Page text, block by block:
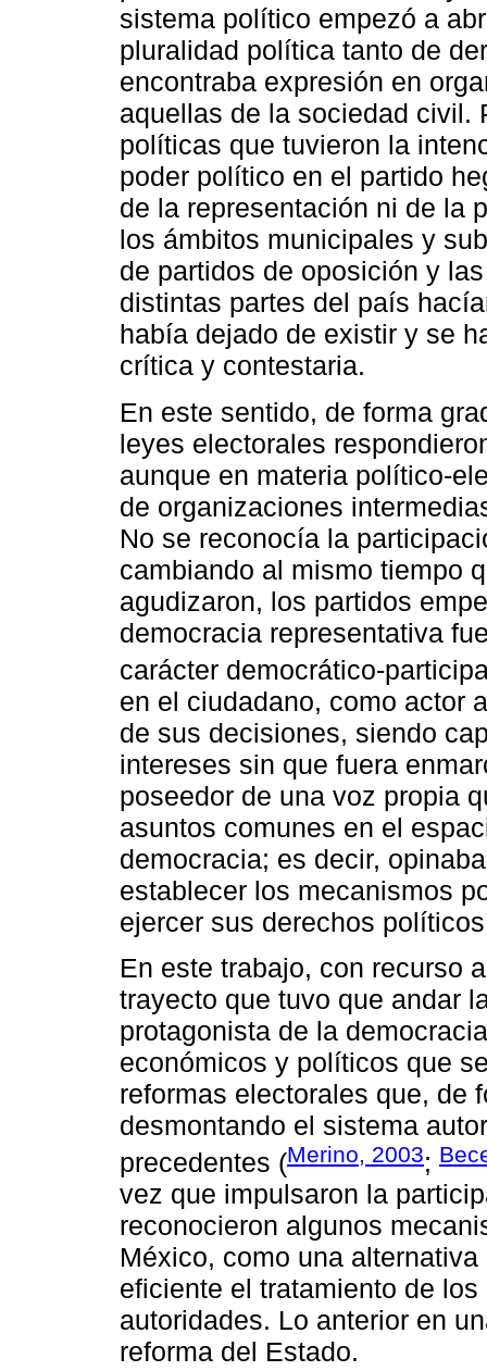
sistema político empezó a
pluralidad política tanto de
encontraba expresión en
aquellas de la sociedad civil.
políticas que tuvieron la
poder político en el partido
de la representación ni de la
los ámbitos municipales y
de partidos de oposición y
distintas partes del país
había dejado de existir y se
crítica y contestaria.
En este sentido, de forma
leyes electorales
aunque en materia político-
de organizaciones
No se reconocía la
cambiando al mismo tiempo
agudizaron, los partidos
democracia representativa
carácter democrático-
en el ciudadano, como actor
de sus decisiones, siendo
intereses sin que fuera
poseedor de una voz propia
asuntos comunes en el
democracia; es decir,
establecer los mecanismos
ejercer sus derechos
En este trabajo, con recurso
trayecto que tuvo que andar
protagonista de la
económicos y políticos que
reformas electorales que, de
desmontando el sistema
precedentes (Merino, 2003;
vez que impulsaron la
reconocieron algunos
México, como una
eficiente el tratamiento de
autoridades. Lo anterior en
reforma del Estado.